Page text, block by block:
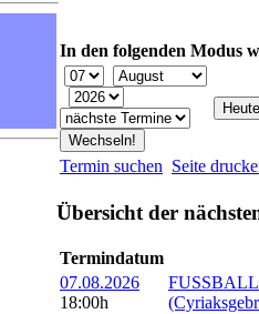
In den folgenden Modus
Termin suchen Seite
Übersicht der
Termindatum
07.08.2026
18:00h